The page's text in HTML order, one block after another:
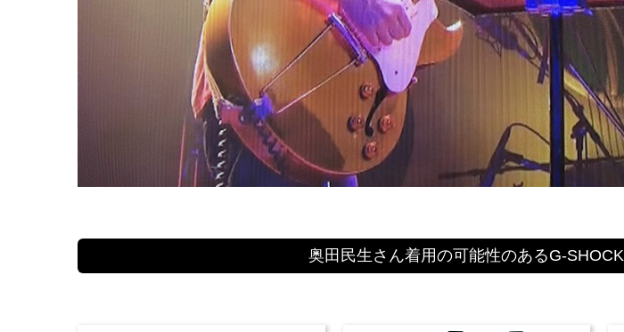
奥田民生さん着用の可能性のあるG-SHOCK